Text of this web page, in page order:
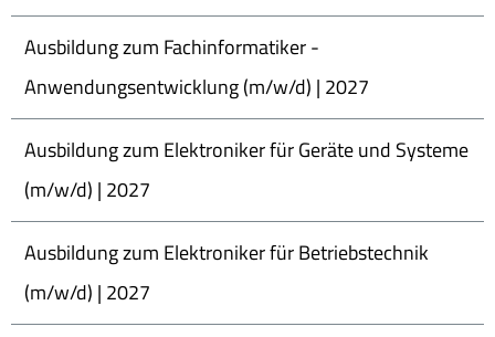
Ausbildung zum Fachinformatiker -
Anwendungsentwicklung (m/w/d) | 2027
Ausbildung zum Elektroniker für Geräte und Systeme
(m/w/d) | 2027
Ausbildung zum Elektroniker für Betriebstechnik
(m/w/d) | 2027